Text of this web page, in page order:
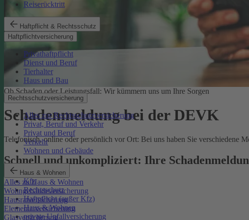
Reiserücktritt
Haftpflicht & Rechtsschutz
Haftpflichtversicherung
Privathaftpflicht
Dienst und Beruf
Tierhalter
Haus und Bau
Rechtsschutzversicherung
Alles zur Rechtsschutzversicherung
Privat, Beruf und Verkehr
Privat und Beruf
Verkehr
Wohnen und Gebäude
Haus & Wohnen
Alles zu Haus & Wohnen
Wohngebäudeversicherung
Hausratversicherung
Elementarversicherung
Glasversicherung
Ob Schaden oder Leistungsfall: Wir kümmern uns um Ihre Sorgen
Schadenmeldung bei der DEVK
Telefonisch, online oder persönlich vor Ort: Bei uns haben Sie verschiedene
Schnell und unkompliziert: Ihre
Kfz
Rechtsschutz
Haftpflicht (außer Kfz)
Haus & Wohnen
private Unfallversicherung